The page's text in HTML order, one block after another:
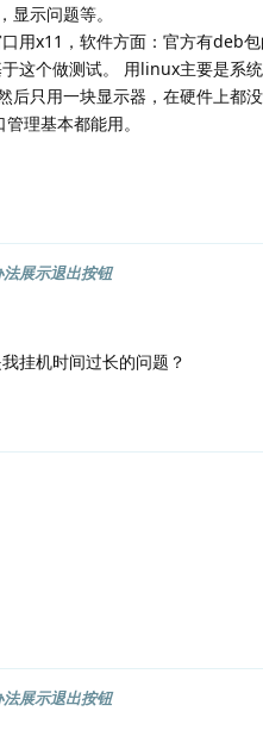
示问题等。
用x11，软件方面：官方有deb
这个做测试。 用linux主要是系
后只用一块显示器，在硬件上
理基本都能用。
展示退出按钮
挂机时间过长的问题？
展示退出按钮